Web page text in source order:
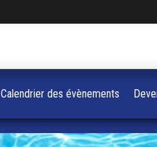
Calendrier des évènements